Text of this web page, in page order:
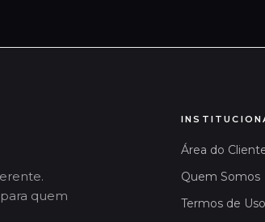
quem
Área do
Quem Somos
Termos de Uso